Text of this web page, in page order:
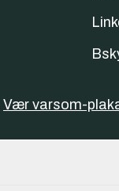
Vær varsom-